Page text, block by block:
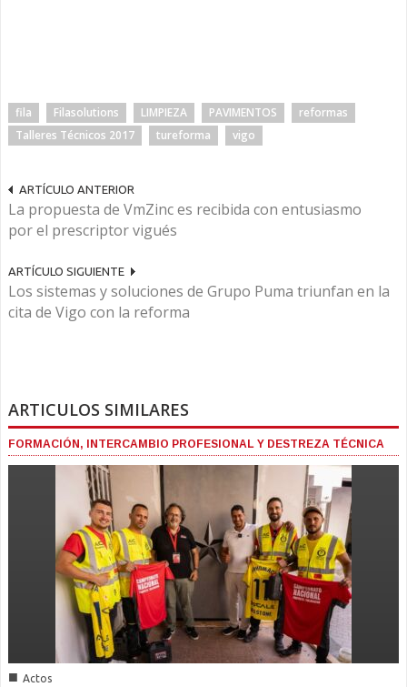
fila Filasolutions LIMPIEZA PAVIMENTOS
reformas
Talleres Técnicos 2017
tureforma vigo
ARTÍCULO ANTERIOR
La propuesta de VmZinc es recibida con entusiasmo
por el prescriptor vigués
ARTÍCULO SIGUIENTE
Los sistemas y soluciones de Grupo Puma triunfan en la
cita de Vigo con la reforma
ARTICULOS SIMILARES
FORMACIÓN, INTERCAMBIO PROFESIONAL Y DESTREZA TÉCNICA
■ Actos